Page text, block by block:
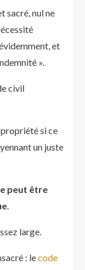
sacré, nul ne
et
».
civil
si ce
un juste
peut être
.
large.
: lecode